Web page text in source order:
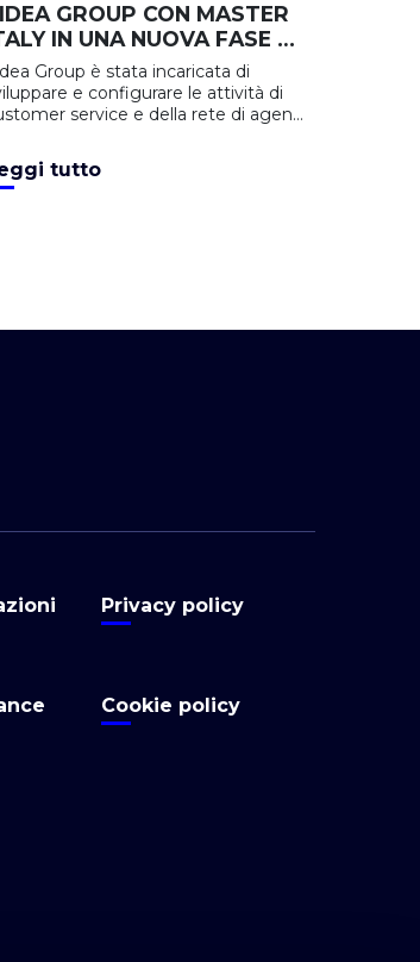
GROUP CON MASTER
IN UNA NUOVA FASE DI
E SVILUPPO
Group è stata incaricata di
e configurare le attività di
service e della rete di agenti
tutto
Privacy policy
Cookie policy